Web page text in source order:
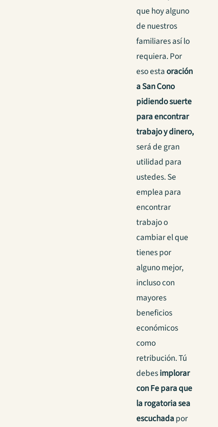
que hoy alguno
de nuestros
familiares así lo
requiera. Por
eso estaoración
a San Cono
pidiendo suerte
para encontrar
trabajo y dinero,
será de gran
utilidad para
ustedes. Se
emplea para
encontrar
trabajo o
cambiar el que
tienes por
alguno mejor,
incluso con
mayores
beneficios
económicos
como
retribución. Tú
debesimplorar
con Fe para que
la rogatoria sea
escuchadapor